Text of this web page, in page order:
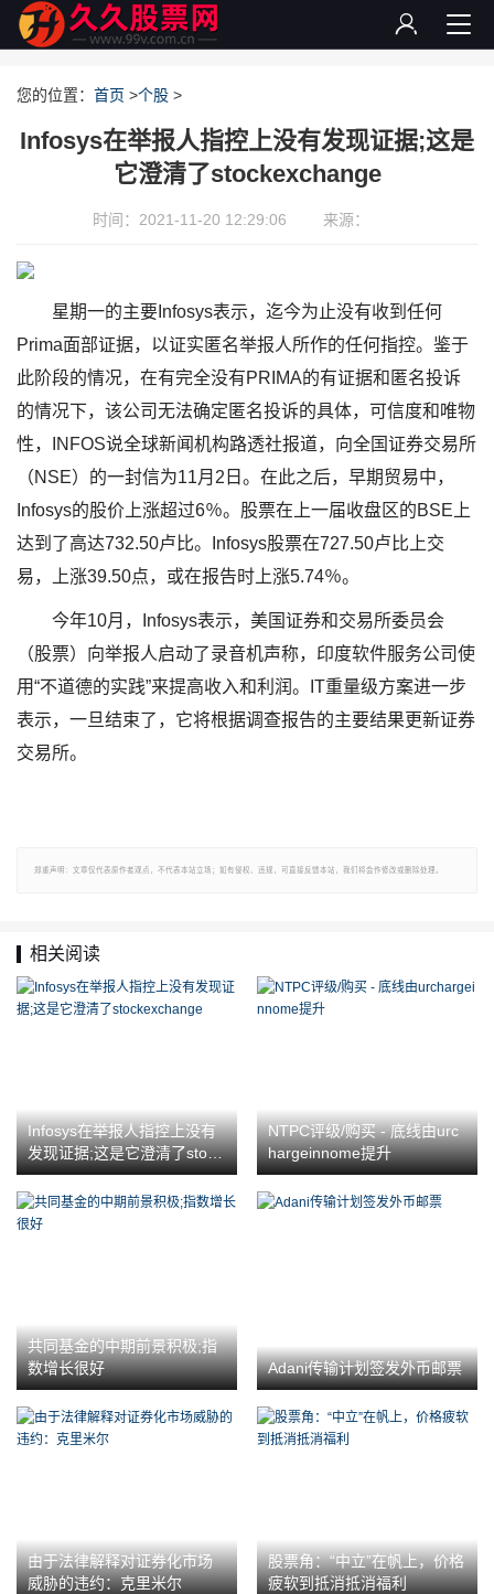
您的位置： 首页 >个股 >
Infosys在举报人指控上没有发现证据;这是
它澄清了stockexchange
时间：2021-11-20 12:29:06 来源：
星期一的主要Infosys表示，迄今为止没有收到任何
Prima面部证据，以证实匿名举报人所作的任何指控。鉴于
此阶段的情况，在有完全没有PRIMA的有证据和匿名投诉
的情况下，该公司无法确定匿名投诉的具体，可信度和唯物
性，INFOS说全球新闻机构路透社报道，向全国证券交易所
（NSE）的一封信为11月2日。在此之后，早期贸易中，
Infosys的股价上涨超过6％。股票在上一届收盘区的BSE上
达到了高达732.50卢比。Infosys股票在727.50卢比上交
易，上涨39.50点，或在报告时上涨5.74％。
今年10月，Infosys表示，美国证券和交易所委员会
（股票）向举报人启动了录音机声称，印度软件服务公司使
用“不道德的实践”来提高收入和利润。IT重量级方案进一步
表示，一旦结束了，它将根据调查报告的主要结果更新证券
交易所。
郑重声明：文章仅代表原作者观点，不代表本站立场；如有侵权、违规，可直接反馈本站，我们将会作修改或删除处理。
相关阅读
Infosys在举报人指控上没有
发现证据;这是它澄清了stock
exchange
NTPC评级/购买 - 底线由urc
hargeinnome提升
共同基金的中期前景积极;指
数增长很好
Adani传输计划签发外币邮票
由于法律解释对证券化市场
威胁的违约：克里米尔
股票角：“中立”在帆上，价格
疲软到抵消抵消福利